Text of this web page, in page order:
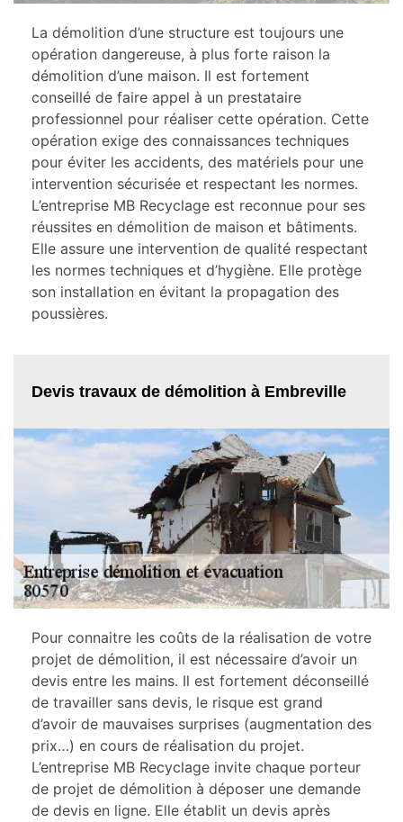
La démolition d’une structure est toujours une
opération dangereuse, à plus forte raison la
démolition d’une maison. Il est fortement
conseillé de faire appel à un prestataire
professionnel pour réaliser cette opération. Cette
opération exige des connaissances techniques
pour éviter les accidents, des matériels pour une
intervention sécurisée et respectant les normes.
L’entreprise MB Recyclage est reconnue pour ses
réussites en démolition de maison et bâtiments.
Elle assure une intervention de qualité respectant
les normes techniques et d’hygiène. Elle protège
son installation en évitant la propagation des
poussières.
Devis travaux de démolition à Embreville
Pour connaitre les coûts de la réalisation de votre
projet de démolition, il est nécessaire d’avoir un
devis entre les mains. Il est fortement déconseillé
de travailler sans devis, le risque est grand
d’avoir de mauvaises surprises (augmentation des
prix…) en cours de réalisation du projet.
L’entreprise MB Recyclage invite chaque porteur
de projet de démolition à déposer une demande
de devis en ligne. Elle établit un devis après